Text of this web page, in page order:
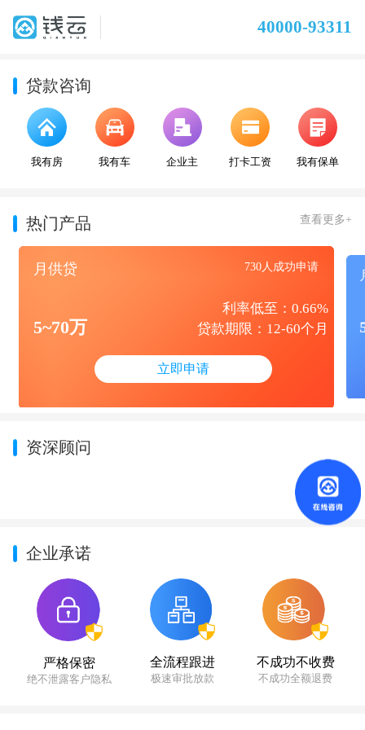
40000-93311
贷款咨询
我有房 我有车 企业主 打卡工资 我有保单
热门产品 查看更多+
月供贷 730人成功申请
5~70万
利率低至：0.66%
贷款期限：12-60个月
立即申请
资深顾问
企业承诺
严格保密
绝不泄露客户隐私
全流程跟进
极速审批放款
不成功不收费
不成功全额退费